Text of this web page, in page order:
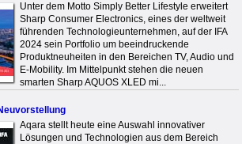
Unter dem Motto Simply Better Lifestyle erweitert
Sharp Consumer Electronics, eines der weltweit
führenden Technologieunternehmen, auf der IFA
2024 sein Portfolio um beeindruckende
Produktneuheiten in den Bereichen TV, Audio und
E-Mobility. Im Mittelpunkt stehen die neuen
smarten Sharp AQUOS XLED mi...
Aqara stellt heute eine Auswahl innovativer
Lösungen und Technologien aus dem Bereich